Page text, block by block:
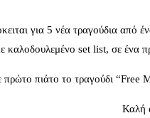
για 5 νέα τραγούδια
set list, σε ένα
πιάτο το τραγούδι “Free
Καλή